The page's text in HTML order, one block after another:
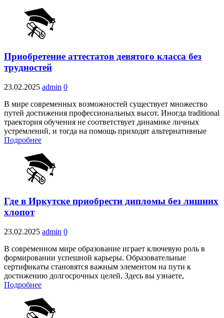
Приобретение аттестатов девятого класса без
трудностей
23.02.2025 admin 0
В мире современных возможностей существует множество
путей достижения профессиональных высот. Иногда traditional
траектория обучения не соответствует динамике личных
устремлений, и тогда на помощь приходят альтернативные
Подробнее
Где в Иркутске приобрести дипломы без лишних
хлопот
23.02.2025 admin 0
В современном мире образование играет ключевую роль в
формировании успешной карьеры. Образовательные
сертификаты становятся важным элементом на пути к
достижению долгосрочных целей. Здесь вы узнаете,
Подробнее